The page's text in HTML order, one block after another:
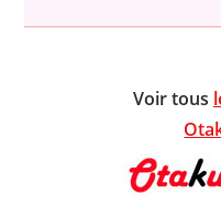
Voir tous